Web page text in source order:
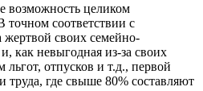
возможность целиком
точном соответствии с
своих семейно-
как невыгодная из-за своих
отпусков и т.д., первой
труда, где свыше 80% составляют